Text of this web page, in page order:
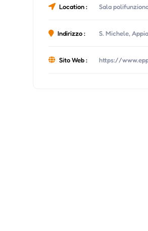
Location : Sala
Indirizzo : S. Michele,
Sito Web : https://